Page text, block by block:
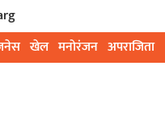
खेल मनोरंजन अपराजिता